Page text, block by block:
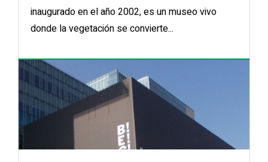
inaugurado en el año 2002, es un museo vivo
donde la vegetación se convierte...